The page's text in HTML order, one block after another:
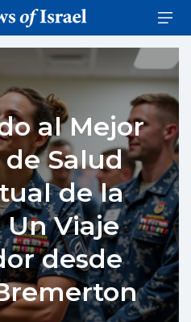
al Mejor
Salud
de la
Viaje
desde